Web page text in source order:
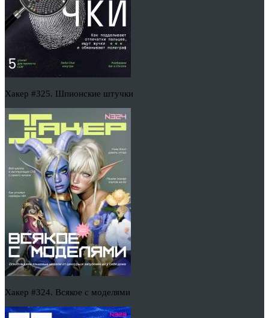
Хакер #325. Шпионские штучки
Хакер #324. Всякое с моделями